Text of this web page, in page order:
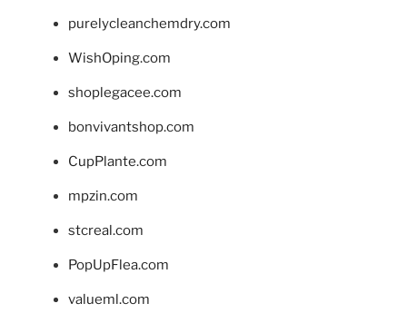
purelycleanchemdry.com
WishOping.com
shoplegacee.com
bonvivantshop.com
CupPlante.com
mpzin.com
stcreal.com
PopUpFlea.com
valueml.com